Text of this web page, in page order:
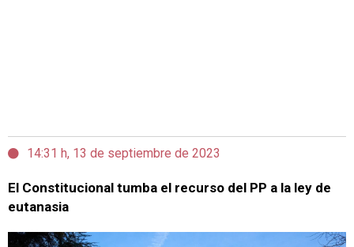
14:31 h, 13 de septiembre de 2023
El Constitucional tumba el recurso del PP a la ley de
eutanasia